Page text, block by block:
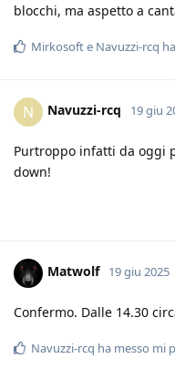
blocchi, ma aspetto a
Mirkosofte Navuzzi-rcq
N Navuzzi-rcq 19 giu
Purtroppo infatti da oggi
down!
Matwolf 19 giu 2025
Confermo. Dalle 14.30
Navuzzi-rcq ha messo mi